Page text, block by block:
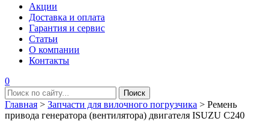
Акции
Доставка и оплата
Гарантия и сервис
Статьи
О компании
Контакты
0
Главная > Запчасти для вилочного погрузчика > Ремень
привода генератора (вентилятора) двигателя ISUZU C240